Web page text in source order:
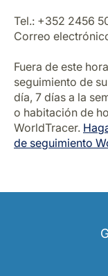
Tel.: +352 2456
Correo
Fuera de este
seguimiento de
día, 7 días a la
o habitación de
WorldTracer.
de seguimiento